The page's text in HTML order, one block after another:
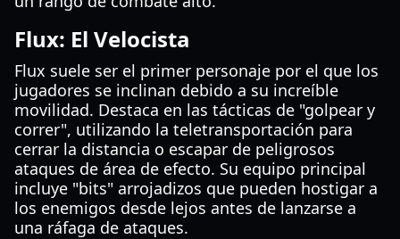
Flux: El Velocista
Flux suele ser el primer personaje por el que los
jugadores se inclinan debido a su increíble
movilidad. Destaca en las tácticas de "golpear y
correr", utilizando la teletransportación para
cerrar la distancia o escapar de peligrosos
ataques de área de efecto. Su equipo principal
incluye "bits" arrojadizos que pueden hostigar a
los enemigos desde lejos antes de lanzarse a
una ráfaga de ataques.